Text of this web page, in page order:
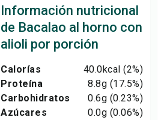
Información nutricional
de Bacalao al horno con
alioli por porción
Calorías 40.0kcal (2%)
Proteína
8.8g (17.5%)
Carbohidratos
0.6g (0.23%)
Azúcares
0.0g (0.06%)